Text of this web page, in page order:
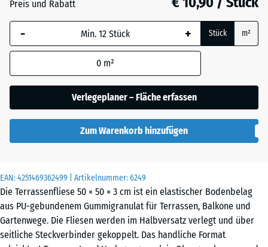
EAN:4251469362499 | Artikelnummer:6249
Die Terrassenfliese 50 × 50 × 3 cm ist ein elastischer Bodenbelag
aus PU-gebundenem Gummigranulat für Terrassen, Balkone und
Gartenwege. Die Fliesen werden im Halbversatz verlegt und über
seitliche Steckverbinder gekoppelt. Das handliche Format
Himmelblau + € 1,80
Sandbeige + € 2,20
Schiefergrau + € 1,80
Preis und Rabatt
- + Stück m²
0 m²
Verlegeplaner – Fläche erfassen
Zum Warenkorb hinzufügen